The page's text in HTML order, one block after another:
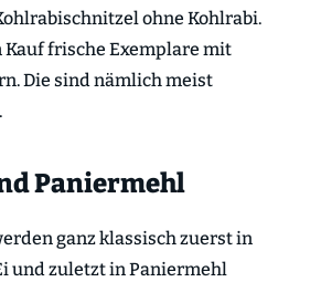
ohne Kohlrabi.
Kauf frische Exemplare mit
Die sind nämlich meist
Paniermehl
ganz klassisch zuerst in
und zuletzt in Paniermehl